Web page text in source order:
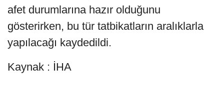
afet durumlarına hazır olduğunu
gösterirken, bu tür tatbikatların aralıklarla
yapılacağı kaydedildi.
Kaynak : İHA